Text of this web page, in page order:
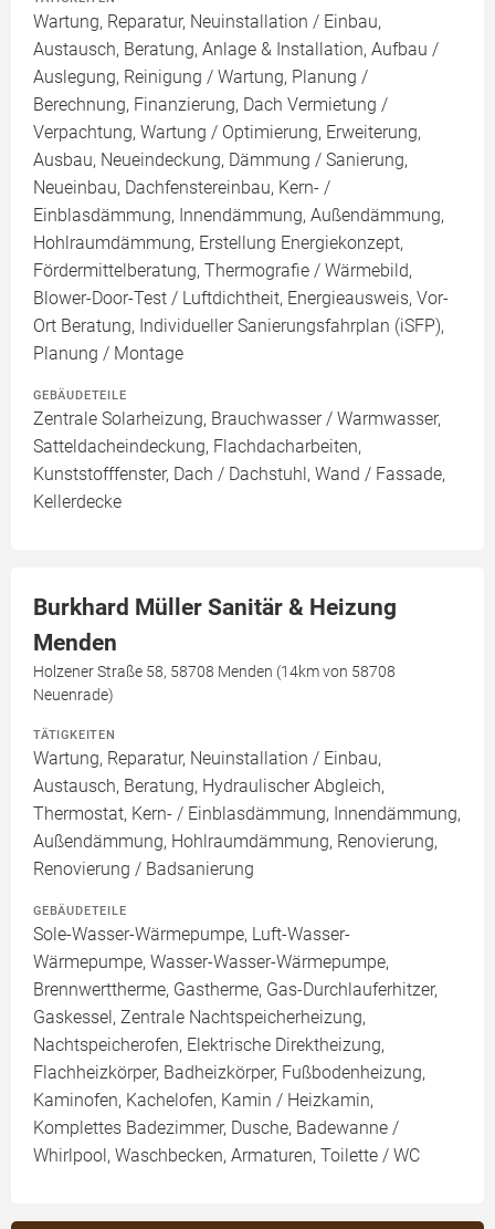
Wartung, Reparatur, Neuinstallation / Einbau,
Austausch, Beratung, Anlage & Installation, Aufbau /
Auslegung, Reinigung / Wartung, Planung /
Berechnung, Finanzierung, Dach Vermietung /
Verpachtung, Wartung / Optimierung, Erweiterung,
Ausbau, Neueindeckung, Dämmung / Sanierung,
Neueinbau, Dachfenstereinbau, Kern- /
Einblasdämmung, Innendämmung, Außendämmung,
Hohlraumdämmung, Erstellung Energiekonzept,
Fördermittelberatung, Thermografie / Wärmebild,
Blower-Door-Test / Luftdichtheit, Energieausweis, Vor-
Ort Beratung, Individueller Sanierungsfahrplan (iSFP),
Planung / Montage
GEBÄUDETEILE
Zentrale Solarheizung, Brauchwasser / Warmwasser,
Satteldacheindeckung, Flachdacharbeiten,
Kunststofffenster, Dach / Dachstuhl, Wand / Fassade,
Kellerdecke
Burkhard Müller Sanitär & Heizung
Menden
Holzener Straße 58, 58708 Menden (14km von 58708
Neuenrade)
TÄTIGKEITEN
Wartung, Reparatur, Neuinstallation / Einbau,
Austausch, Beratung, Hydraulischer Abgleich,
Thermostat, Kern- / Einblasdämmung, Innendämmung,
Außendämmung, Hohlraumdämmung, Renovierung,
Renovierung / Badsanierung
GEBÄUDETEILE
Sole-Wasser-Wärmepumpe, Luft-Wasser-
Wärmepumpe, Wasser-Wasser-Wärmepumpe,
Brennwerttherme, Gastherme, Gas-Durchlauferhitzer,
Gaskessel, Zentrale Nachtspeicherheizung,
Nachtspeicherofen, Elektrische Direktheizung,
Flachheizkörper, Badheizkörper, Fußbodenheizung,
Kaminofen, Kachelofen, Kamin / Heizkamin,
Komplettes Badezimmer, Dusche, Badewanne /
Whirlpool, Waschbecken, Armaturen, Toilette / WC